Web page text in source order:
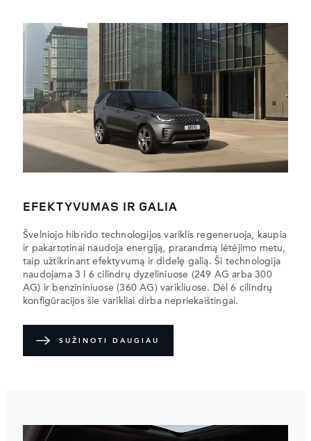
EFEKTYVUMAS IR GALIA
Švelniojo hibrido technologijos variklis regeneruoja, kaupia
ir pakartotinai naudoja energiją, prarandmą lėtėjimo metu,
taip užtikrinant efektyvumą ir didelę galią. Ši technologija
naudojama 3 l 6 cilindrų dyzeliniuose (249 AG arba 300
AG) ir benzininiuose (360 AG) varikliuose. Dėl 6 cilindrų
konfigūracijos šie varikliai dirba nepriekaištingai.
SUŽINOTI DAUGIAU